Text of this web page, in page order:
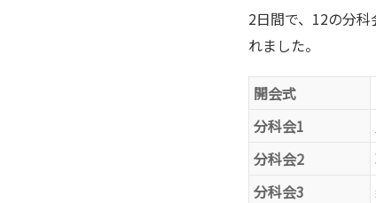
2日間で、12の分
れました。
開会式
分科会1
分科会2
分科会3